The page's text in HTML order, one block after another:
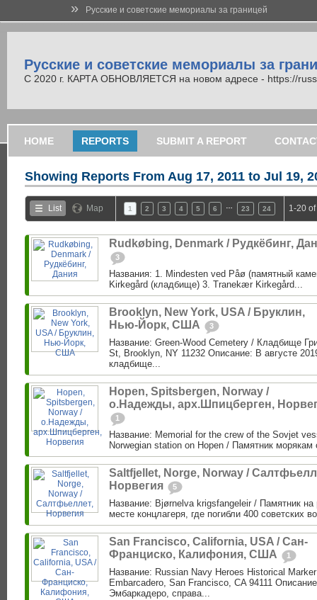
» Русские и советские мемориалы за границей
Русские и советские мемориалы за
С 2020 г. КАРТА ОБНОВЛЯЕТСЯ на новом адресе - https://
HOME REPORTS SUBMIT A REPORT
Showing Reports From Aug 17, 2011 to Jul 19,
List Map 1 2 3 4 5 6 23 24 1-20
Rudkøbing, Denmark / Рудкёбинг,
3
Названия: 1. Mindesten ved Påø (памятный
Kirkegård (кладбище) 3. Tranekær Kirkegård...
Brooklyn, New York, USA / Бруклин,
Нью-Йорк, США
3
Название: Green-Wood Cemetery / Кладбище
St, Brooklyn, NY 11232 Описание: В августе
кладбище...
Hopen, Spitsbergen, Norway /
о.Надежды, арх.Шпицберген,
1
Название: Memorial for the crew of the Sovjet
Norwegian station on Hopen / Памятник морякам
Saltfjellet, Norge, Norway /
Норвегия
5
Название: Bjørnelva krigsfangeleir / Памятник на
месте концлагеря, где погибли 400 советских
San Francisco, California, USA / Сан-
Франциско, Калифония, США
1
Название: Russian Navy Heroes Historical
Embarcadero, San Francisco, CA 94111
Эмбаркадеро, справа...